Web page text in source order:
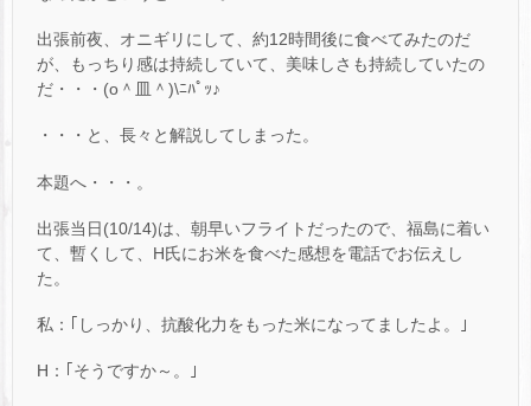
出張前夜、オニギリにして、約12時間後に食べてみたのだ
が、もっちり感は持続していて、美味しさも持続していたの
だ・・・(o＾皿＾)\ﾆﾊﾟｯ♪
・・・と、長々と解説してしまった。
本題へ・・・。
出張当日(10/14)は、朝早いフライトだったので、福島に着い
て、暫くして、H氏にお米を食べた感想を電話でお伝えし
た。
私：｢しっかり、抗酸化力をもった米になってましたよ。｣
H：｢そうですか～。｣